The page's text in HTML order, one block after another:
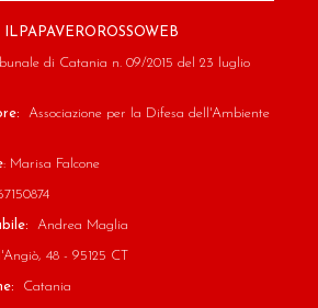
ILPAPAVEROROSSOWEB
di Catania n. 09/2015 del 23 luglio
Associazione per la Difesa dell'Ambiente
: Marisa Falcone
Andrea Maglia
48 - 95125 CT
Catania